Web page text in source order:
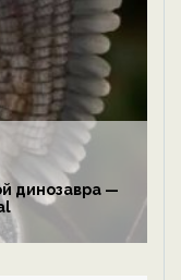
динозавра —